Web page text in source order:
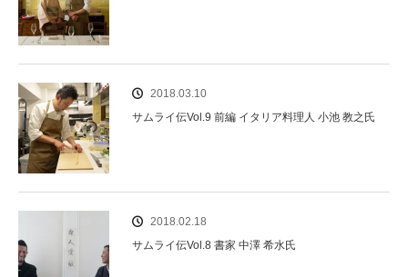
2018.03.10
サムライ伝Vol.9 前編 イタリア料理人 小池 教之氏
2018.02.18
サムライ伝Vol.8 書家 中澤 希水氏